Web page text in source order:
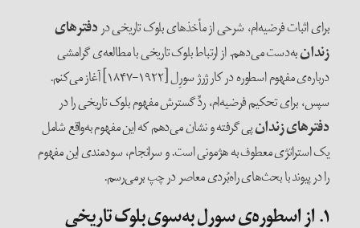
برای اثبات فرضیه‌ام، شرحی از مأخذهای بلوک تاریخی دردفترهای‌
زندانبه‌دست می‌دهم. از ارتباط بلوک تاریخی با مطالعه‌ی گرامشی
درباره‌ی مفهوم اسطوره در کار ژرژ سورِل [۱۹۲۲-۱۸۴۷] آغاز می‌کنم.
سپس، برای تحکیم فرضیه‌ام، ردِّ گسترش مفهوم بلوک تاریخی را در
دفترهای زندانپی‌ گرفته و نشان می‌دهم که این مفهوم به‌واقع شامل
یک استراتژی معطوف به هژمونی است. و سرانجام، سودمندی این مفهوم
را در پیوند با بحث‌های راه‌بُردی معاصر در چپ برمی‌رسم.